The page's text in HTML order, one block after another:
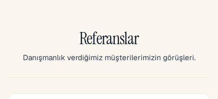
Referanslar
Danışmanlık verdiğimiz müşterilerimizin görüşleri.